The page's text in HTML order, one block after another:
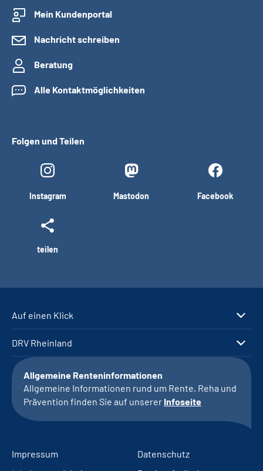
Mein Kundenportal
Nachricht schreiben
Beratung
Alle Kontaktmöglichkeiten
Folgen und Teilen
Instagram Mastodon Facebook
teilen
Auf einen Klick
DRV Rheinland
Allgemeine Renteninformationen
Allgemeine Informationen rund um Rente, Reha und
Prävention finden Sie auf unserer Infoseite
Impressum
Datenschutz